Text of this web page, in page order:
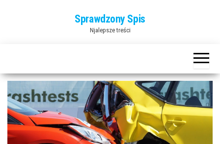
Sprawdzony Spis
Njalepsze treści